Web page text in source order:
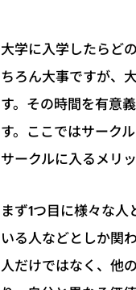
大学に入学したらど
ちろん大事ですが、
す。その時間を有意
す。ここではサーク
サークルに入るメリ
まず1つ目に様々な
いる人などとしか関
人だけではなく、他